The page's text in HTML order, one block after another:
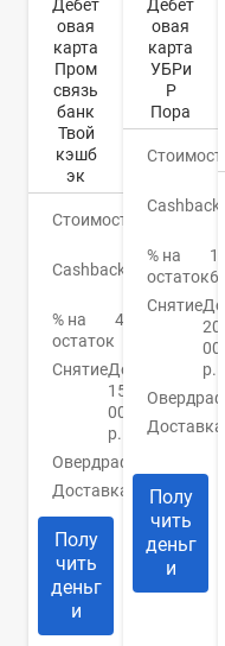
Дебет
овая
карта
Пром
связь
банк
Твой
кэшб
эк
Стоимость
Cashback
% на
остаток
4%
СнятиеДо
150
000
р.
Овердрафт
Доставка
Курьером
Полу
чить
деньг
и
Дебет
овая
карта
УБРи
Р
Пора
Стоимость
Cashback
% на
остаток
1-
6%
СнятиеДо
20
000
р.
Овердрафт
Доставка
Полу
чить
деньг
и